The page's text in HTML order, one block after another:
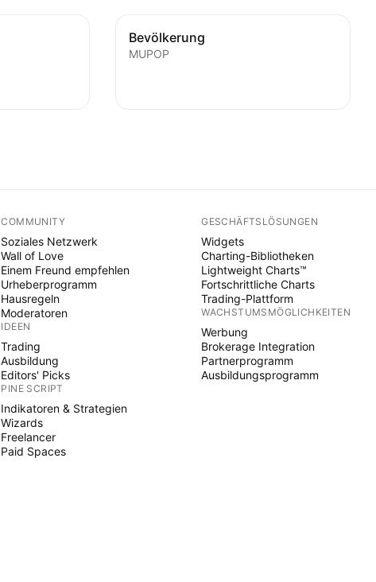
Bevölkerung
MUPOP
COMMUNITY
Soziales Netzwerk
Wall of Love
Einem Freund empfehlen
Urheberprogramm
Hausregeln
Moderatoren
IDEEN
Trading
Ausbildung
Editors' Picks
PINE SCRIPT
Indikatoren & Strategien
Wizards
Freelancer
Paid Spaces
GESCHÄFTSLÖSUNGEN
Widgets
Charting-Bibliotheken
Lightweight Charts™
Fortschrittliche Charts
Trading-Plattform
WACHSTUMSMÖGLICHKEITEN
Werbung
Brokerage Integration
Partnerprogramm
Ausbildungsprogramm